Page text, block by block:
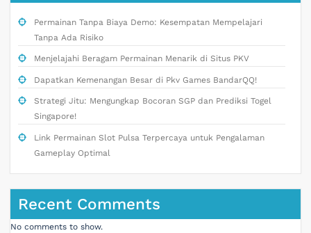
Permainan Tanpa Biaya Demo: Kesempatan Mempelajari
Tanpa Ada Risiko
Menjelajahi Beragam Permainan Menarik di Situs PKV
Dapatkan Kemenangan Besar di Pkv Games BandarQQ!
Strategi Jitu: Mengungkap Bocoran SGP dan Prediksi Togel
Singapore!
Link Permainan Slot Pulsa Terpercaya untuk Pengalaman
Gameplay Optimal
Recent Comments
No comments to show.